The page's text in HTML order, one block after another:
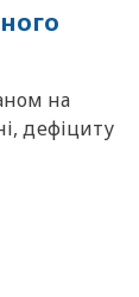
на
дефіциту